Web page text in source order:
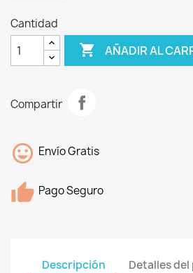
Cantidad
 AÑADIR AL
Compartir
Envío Gratis
Pago Seguro
Descripción Detalles